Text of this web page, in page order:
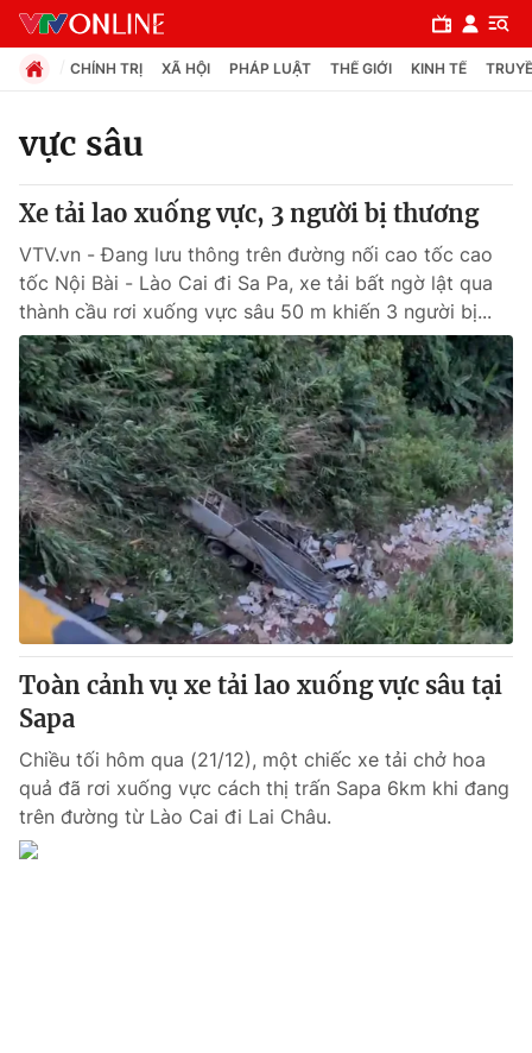
Chuyên mục
Xã hội
Pháp luật
Y tế
Thế giới
Tin tức
Thế giới đó đây
Câu chuyện quốc tế
Kinh tế
Tài chính
Thị trường
Góc doanh nghiệp
Dữ liệu và đời sống
Truyền hình
Phim VTV
Hậu trường
Nhân vật
Giải trí
Điện ảnh
Đời sống
CHÍNH TRỊ XÃ HỘI PHÁP LUẬT THẾ GIỚI KINH TẾ
vực sâu
Xe tải lao xuống vực, 3 người bị thương
VTV.vn - Đang lưu thông trên đường nối cao tốc cao
tốc Nội Bài - Lào Cai đi Sa Pa, xe tải bất ngờ lật qua
thành cầu rơi xuống vực sâu 50 m khiến 3 người bị...
Toàn cảnh vụ xe tải lao xuống vực sâu tại
Sapa
Chiều tối hôm qua (21/12), một chiếc xe tải chở hoa
quả đã rơi xuống vực cách thị trấn Sapa 6km khi đang
trên đường từ Lào Cai đi Lai Châu.